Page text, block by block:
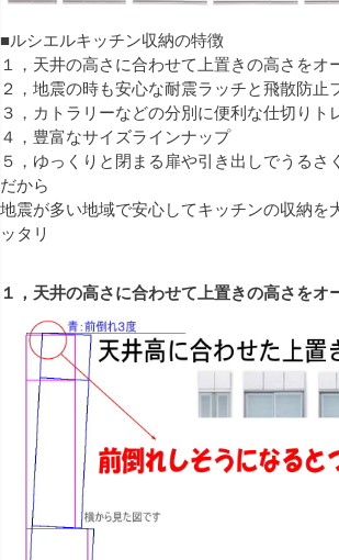
■ルシエルキッチン収納の特徴
１，天井の高さに合わせて上置きの高さをオ
２，地震の時も安心な耐震ラッチと飛散防止
３，カトラリーなどの分別に便利な仕切りト
４，豊富なサイズラインナップ
５，ゆっくりと閉まる扉や引き出しでうるさ
だから
地震が多い地域で安心してキッチンの収納を
ッタリ
１，天井の高さに合わせて上置きの高さをオ